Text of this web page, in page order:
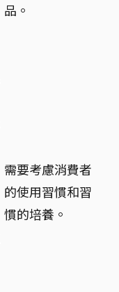
品。
需要考慮消費者
的使用習慣和習
慣的培養。